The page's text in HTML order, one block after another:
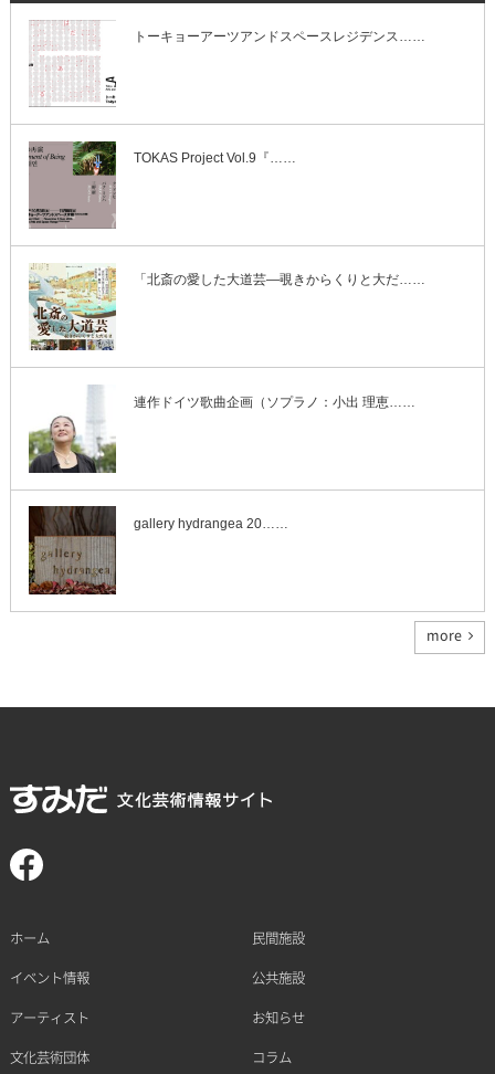
トーキョーアーツアンドスペースレジデンス……
TOKAS Project Vol.9『……
「北斎の愛した大道芸―覗きからくりと大だ……
連作ドイツ歌曲企画（ソプラノ：小出 理恵……
gallery hydrangea 20……
more
ホーム
イベント情報
アーティスト
文化芸術団体
民間施設
公共施設
お知らせ
コラム